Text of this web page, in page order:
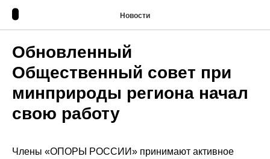
Новости
Обновленный
Общественный совет при
минприроды региона начал
свою работу
Члены «ОПОРЫ РОССИИ» принимают активное